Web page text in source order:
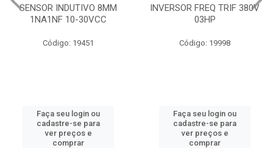
INVERSOR FREQ TRIF 380V
03HP
Código: 19998
Faça seu login ou
cadastre-se para
ver preços e
comprar
BOTOEIRA ELETRONICA
SOFT SWITCH
Código: 2453
Faça seu login ou
cadastre-se para
ver preços e
comprar